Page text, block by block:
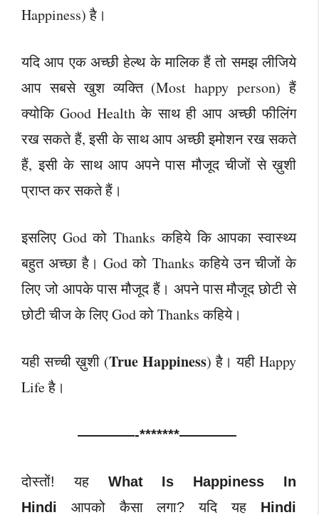
Happiness) है।
यदि आप एक अच्छी हेल्थ के मालिक हैं तो समझ लीजिये
आप सबसे खुश व्यक्ति (Most happy person) हैं
क्योकि Good Health के साथ ही आप अच्छी फीलिंग
रख सकते हैं, इसी के साथ आप अच्छी इमोशन रख सकते
हैं, इसी के साथ आप अपने पास मौजूद चीजों से ख़ुशी
प्राप्त कर सकते हैं।
इसलिए God को Thanks कहिये कि आपका स्वास्थ्य
बहुत अच्छा है। God को Thanks कहिये उन चीजों के
लिए जो आपके पास मौजूद हैं। अपने पास मौजूद छोटी से
छोटी चीज के लिए God को Thanks कहिये।
यही सच्ची ख़ुशी (True Happiness) है। यही Happy
Life है।
————-*******————
दोस्तों! यह What Is Happiness In
Hindi आपको कैसा लगा? यदि यह Hindi